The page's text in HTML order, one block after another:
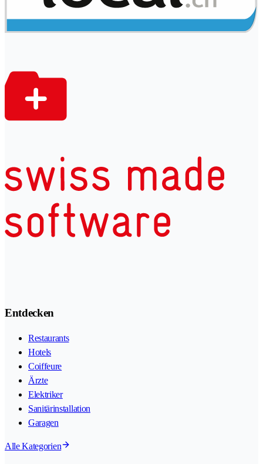
Entdecken
Restaurants
Hotels
Coiffeure
Ärzte
Elektriker
Sanitärinstallation
Garagen
Alle Kategorien